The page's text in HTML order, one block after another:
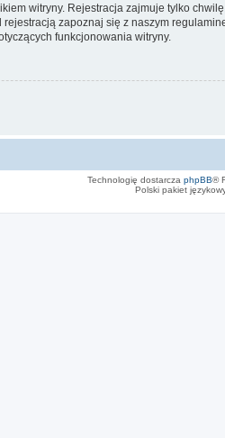
witryny. Rejestracja zajmuje tylko
zapoznaj się z naszym
funkcjonowania witryny.
Technologię dostarcza phpBB®
Polski pakiet